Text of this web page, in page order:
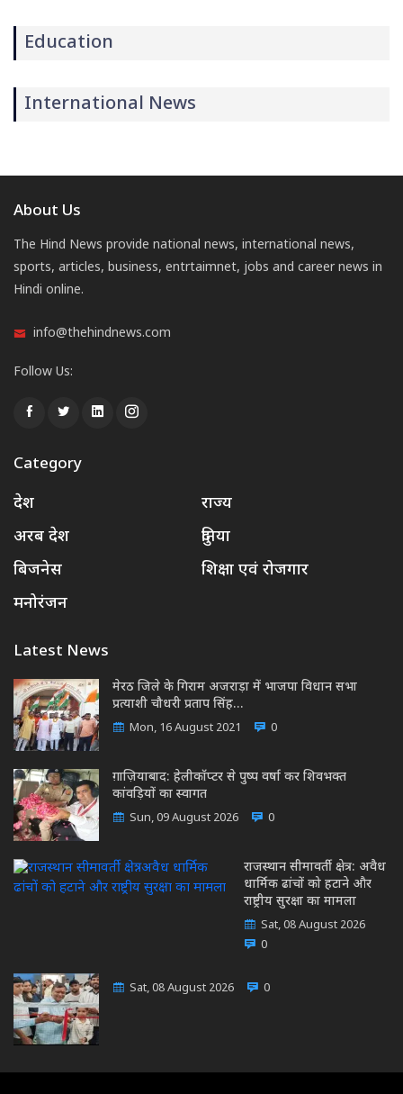
Education
International News
About Us
The Hind News provide national news, international news,
sports, articles, business, entrtaimnet, jobs and career news in
Hindi online.
info@thehindnews.com
Follow Us:
Category
देश
राज्य
अरब देश
दुनिया
बिजनेस
शिक्षा एवं रोजगार
मनोरंजन
Latest News
मेरठ जिले के गिराम अजराड़ा में भाजपा विधान सभा
प्रत्याशी चौधरी प्रताप सिंह…
Mon, 16 August 2021 0
ग़ाज़ियाबाद: हेलीकॉप्टर से पुष्प वर्षा कर शिवभक्त
कांवड़ियों का स्वागत
Sun, 09 August 2026 0
राजस्थान सीमावर्ती क्षेत्र: अवैध
धार्मिक ढांचों को हटाने और
राष्ट्रीय सुरक्षा का मामला
Sat, 08 August 2026
0
Sat, 08 August 2026 0